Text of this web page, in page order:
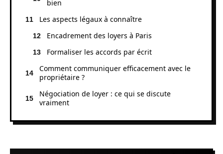
bien
Les aspects légaux à connaître
Encadrement des loyers à Paris
Formaliser les accords par écrit
Comment communiquer efficacement avec le
propriétaire ?
Négociation de loyer : ce qui se discute
vraiment